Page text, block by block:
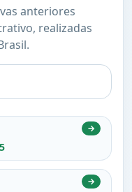
anteriores
realizadas
→
→